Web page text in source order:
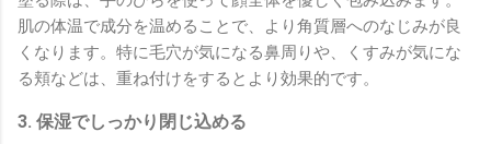
肌の体温で成分を温めることで、より角質層へのなじみが良
くなります。特に毛穴が気になる鼻周りや、くすみが気にな
る頬などは、重ね付けをするとより効果的です。
3. 保湿でしっかり閉じ込める